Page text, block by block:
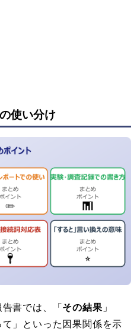
使い分け
書では、「 その結果 」
て」といった因果関係を示